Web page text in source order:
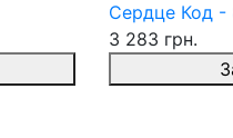
Сердце Код -
3 283 грн.